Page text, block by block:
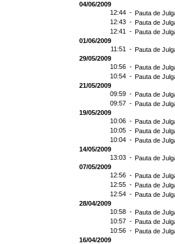
04/06/2009
12:44 - Pauta de
12:43 - Pauta de
12:41 - Pauta de
01/06/2009
11:51 - Pauta de
29/05/2009
10:56 - Pauta de
10:54 - Pauta de
21/05/2009
09:59 - Pauta de
09:57 - Pauta de
19/05/2009
10:06 - Pauta de
10:05 - Pauta de
10:04 - Pauta de
14/05/2009
13:03 - Pauta de
07/05/2009
12:56 - Pauta de
12:55 - Pauta de
12:54 - Pauta de
28/04/2009
10:58 - Pauta de
10:57 - Pauta de
10:56 - Pauta de
16/04/2009